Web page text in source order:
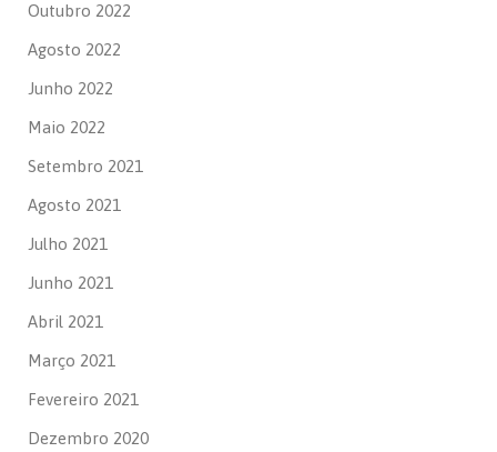
Outubro 2022
Agosto 2022
Junho 2022
Maio 2022
Setembro 2021
Agosto 2021
Julho 2021
Junho 2021
Abril 2021
Março 2021
Fevereiro 2021
Dezembro 2020